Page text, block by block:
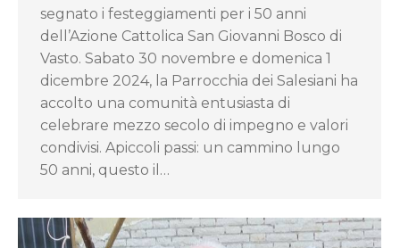
segnato i festeggiamenti per i 50 anni
dell’Azione Cattolica San Giovanni Bosco di
Vasto. Sabato 30 novembre e domenica 1
dicembre 2024, la Parrocchia dei Salesiani ha
accolto una comunità entusiasta di
celebrare mezzo secolo di impegno e valori
condivisi. Apiccoli passi: un cammino lungo
50 anni, questo il…